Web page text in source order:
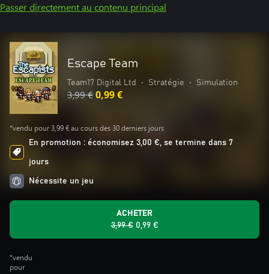
Passer directement au contenu principal
Escape Team
Team17 Digital Ltd • Stratégie • Simulation
3,99 €0,99 €
*vendu pour 3,99 € au cours des 30 derniers jours
En promotion : économisez 3,00 €, se termine dans 7
jours
Nécessite un jeu
ACHETER
3,99 € 0,99 €
*vendu
pour